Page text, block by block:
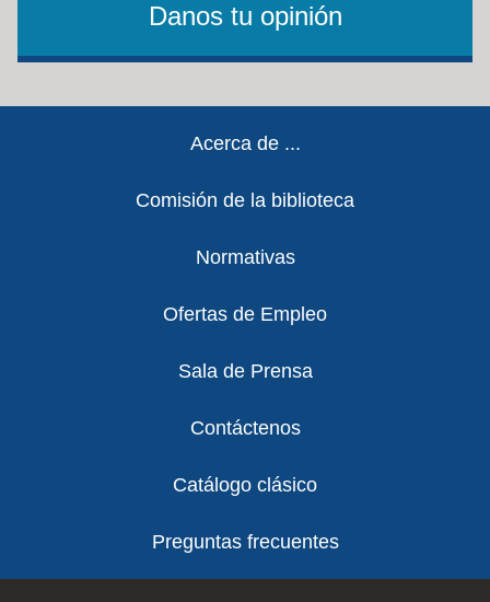
Danos tu opinión
Acerca de ...
Comisión de la biblioteca
Normativas
Ofertas de Empleo
Sala de Prensa
Contáctenos
Catálogo clásico
Preguntas frecuentes